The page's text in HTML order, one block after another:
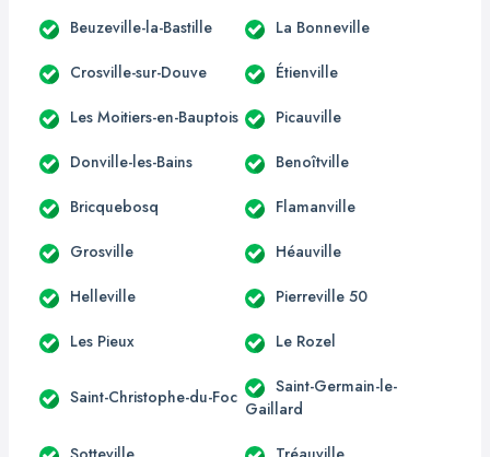
Beuzeville-la-Bastille La Bonneville
Crosville-sur-Douve Étienville
Les Moitiers-en-Bauptois Picauville
Donville-les-Bains Benoîtville
Bricquebosq Flamanville
Grosville Héauville
Helleville Pierreville 50
Les Pieux Le Rozel
Saint-Christophe-du-Foc
Saint-Germain-le-
Gaillard